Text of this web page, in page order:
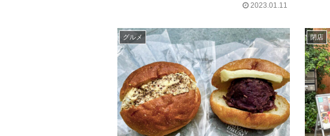
2023.01.11
グルメ 閉店